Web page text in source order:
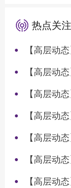
热点关注
【高层动
【高层动